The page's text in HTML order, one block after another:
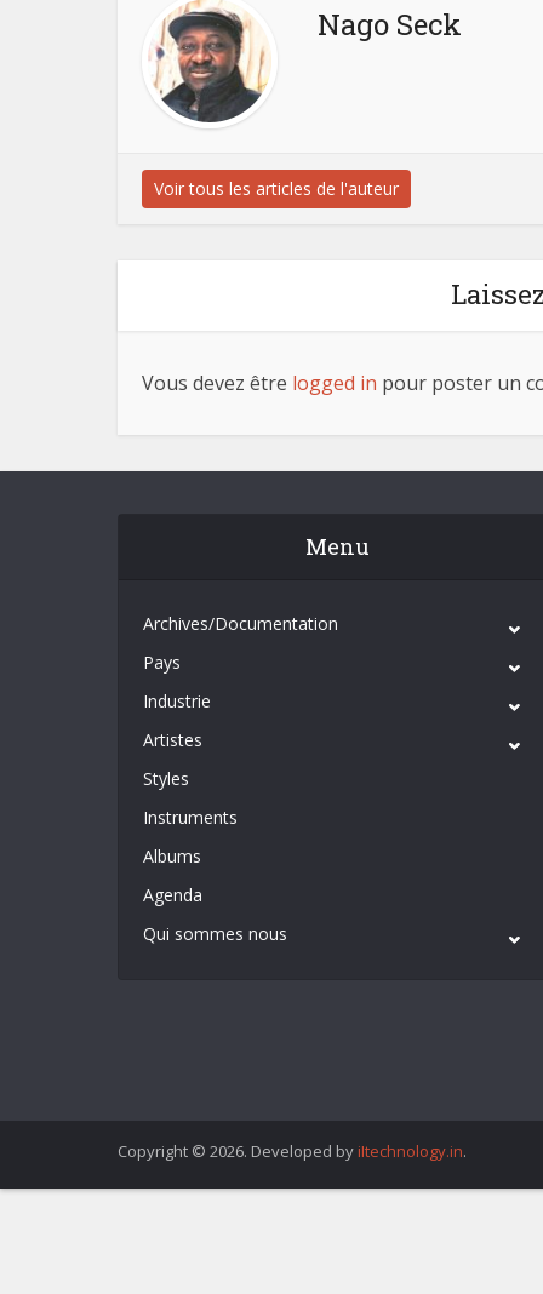
Nago Seck
Voir tous les articles de l'auteur
Vous devez être logged in pour poster un
Menu
Archives/Documentation
Pays
Industrie
Artistes
Styles
Instruments
Albums
Agenda
Qui sommes nous
Copyright © 2026. Developed by iItechnology.in.